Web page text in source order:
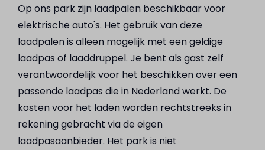
Op ons park zijn laadpalen beschikbaar voor
elektrische auto's. Het gebruik van deze
laadpalen is alleen mogelijk met een geldige
laadpas of laaddruppel. Je bent als gast zelf
verantwoordelijk voor het beschikken over een
passende laadpas die in Nederland werkt. De
kosten voor het laden worden rechtstreeks in
rekening gebracht via de eigen
laadpasaanbieder. Het park is niet